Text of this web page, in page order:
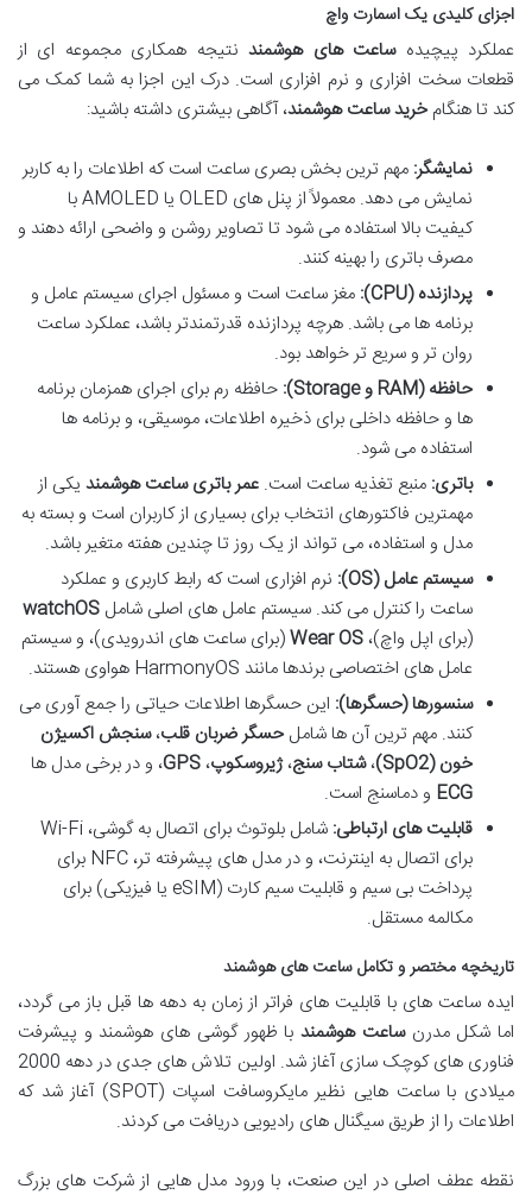
اجزای کلیدی یک اسمارت واچ
عملکرد پیچیدهساعت های هوشمندنتیجه همکاری مجموعه ای از
قطعات سخت افزاری و نرم افزاری است. درک این اجزا به شما کمک می
کند تا هنگامخرید ساعت هوشمند، آگاهی بیشتری داشته باشید:
نمایشگر: مهم ترین بخش بصری ساعت است که اطلاعات را به کاربر
نمایش می دهد. معمولاً از پنل های OLED یا AMOLED با
کیفیت بالا استفاده می شود تا تصاویر روشن و واضحی ارائه دهند و
مصرف باتری را بهینه کنند.
پردازنده (CPU):
مغز ساعت است و مسئول اجرای سیستم عامل و
برنامه ها می باشد. هرچه پردازنده قدرتمندتر باشد، عملکرد ساعت
روان تر و سریع تر خواهد بود.
حافظه (RAM و Storage):
حافظه رم برای اجرای همزمان برنامه
ها و حافظه داخلی برای ذخیره اطلاعات، موسیقی، و برنامه ها
استفاده می شود.
باتری: منبع تغذیه ساعت است. عمر باتری ساعت هوشمند یکی از
مهمترین فاکتورهای انتخاب برای بسیاری از کاربران است و بسته به
مدل و استفاده، می تواند از یک روز تا چندین هفته متغیر باشد.
سیستم عامل (OS):
نرم افزاری است که رابط کاربری و عملکرد
ساعت را کنترل می کند. سیستم عامل های اصلی شامل watchOS
(برای اپل واچ)، Wear OS(برای ساعت های اندرویدی)، و سیستم
عامل های اختصاصی برندها مانند HarmonyOS هواوی هستند.
سنسورها (حسگرها): این حسگرها اطلاعات حیاتی را جمع آوری می
کنند. مهم ترین آن ها شاملحسگر ضربان قلب،سنجش اکسیژن
خون (SpO2)
،شتاب سنج،ژیروسکوپ، GPS، و در برخی مدل ها
ECG و دماسنج است.
قابلیت های ارتباطی:
شامل بلوتوث برای اتصال به گوشی، Wi-Fi
برای اتصال به اینترنت، و در مدل های پیشرفته تر، NFC برای
پرداخت بی سیم و قابلیت سیم کارت (eSIM یا فیزیکی) برای
مکالمه مستقل.
تاریخچه مختصر و تکامل ساعت های هوشمند
ایده ساعت های با قابلیت های فراتر از زمان به دهه ها قبل باز می گردد،
اما شکل مدرنساعت هوشمندبا ظهور گوشی های هوشمند و پیشرفت
فناوری های کوچک سازی آغاز شد. اولین تلاش های جدی در دهه 2000
میلادی با ساعت هایی نظیر مایکروسافت اسپات (SPOT) آغاز شد که
اطلاعات را از طریق سیگنال های رادیویی دریافت می کردند.
نقطه عطف اصلی در این صنعت، با ورود مدل هایی از شرکت های بزرگ